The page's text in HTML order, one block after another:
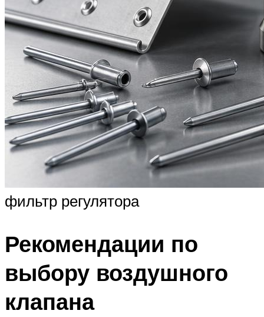
фильтр регулятора
Рекомендации по
выбору воздушного
клапана